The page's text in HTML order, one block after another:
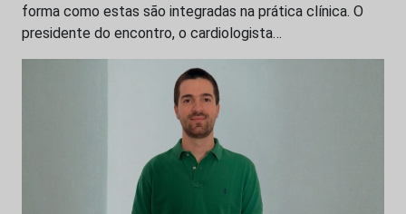
forma como estas são integradas na prática clínica. O
presidente do encontro, o cardiologista…